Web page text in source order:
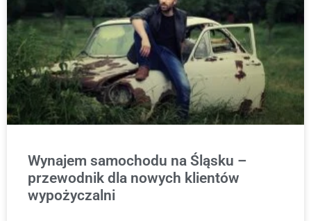
Wynajem samochodu na Śląsku –
przewodnik dla nowych klientów
wypożyczalni